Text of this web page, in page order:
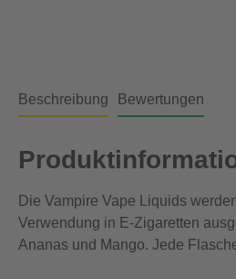
Beschreibung Bewertungen
Die Vampire Vape Liquids
Verwendung in E-Zigaretten
Ananas und Mango. Jede